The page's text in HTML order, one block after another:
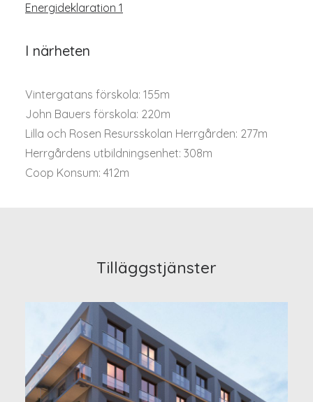
Energideklaration 1
I närheten
Vintergatans förskola: 155m
John Bauers förskola: 220m
Lilla och Rosen Resursskolan Herrgården: 277m
Herrgårdens utbildningsenhet: 308m
Coop Konsum: 412m
Tilläggstjänster